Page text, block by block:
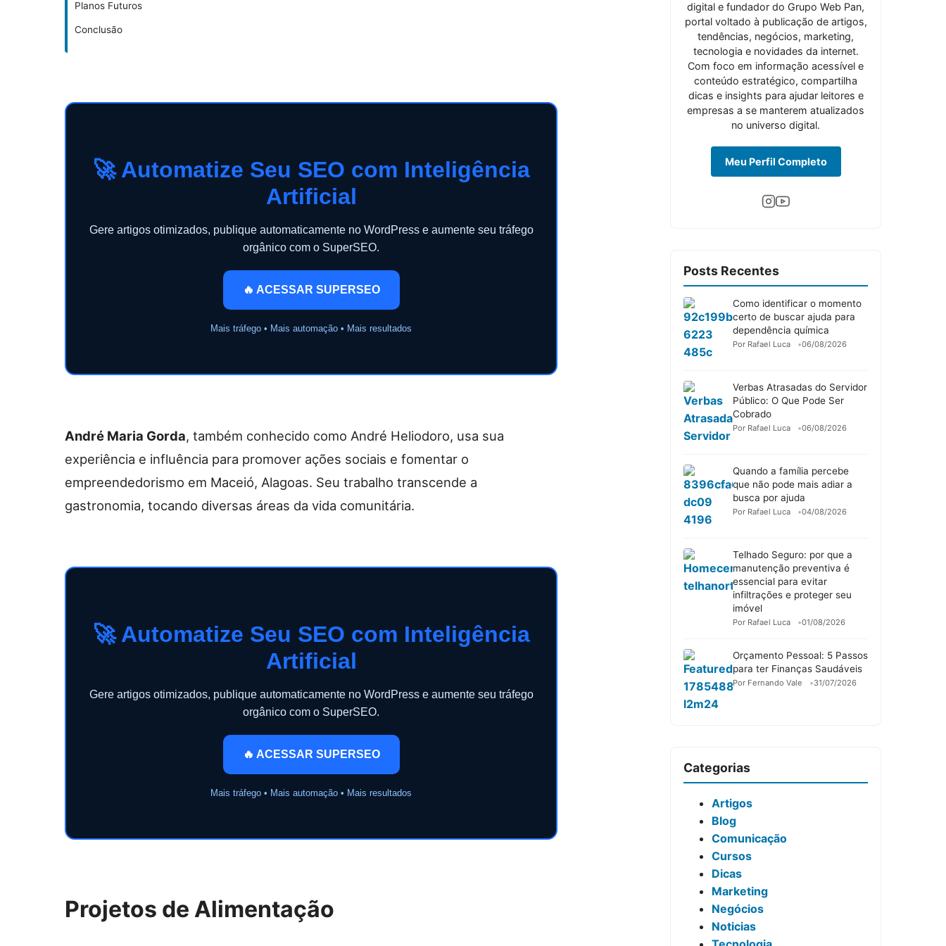
Planos Futuros
Conclusão
🚀 Automatize Seu SEO com Inteligência
Artificial
Gere artigos otimizados, publique automaticamente no WordPress e aumente seu tráfego
orgânico com o SuperSEO.
🔥 ACESSAR SUPERSEO
Mais tráfego • Mais automação • Mais resultados
André Maria Gorda, também conhecido como André Heliodoro, usa sua
experiência e influência para promover ações sociais e fomentar o
empreendedorismo em Maceió, Alagoas. Seu trabalho transcende a
gastronomia, tocando diversas áreas da vida comunitária.
🚀 Automatize Seu SEO com Inteligência
Artificial
Gere artigos otimizados, publique automaticamente no WordPress e aumente seu tráfego
orgânico com o SuperSEO.
🔥 ACESSAR SUPERSEO
Mais tráfego • Mais automação • Mais resultados
Projetos de Alimentação
digital e fundador do Grupo Web Pan,
portal voltado à publicação de artigos,
tendências, negócios, marketing,
tecnologia e novidades da internet.
Com foco em informação acessível e
conteúdo estratégico, compartilha
dicas e insights para ajudar leitores e
empresas a se manterem atualizados
no universo digital.
Meu Perfil Completo
Posts Recentes
Como identificar o momento
certo de buscar ajuda para
dependência química
Por Rafael Luca 06/08/2026
Verbas Atrasadas do Servidor
Público: O Que Pode Ser
Cobrado
Por Rafael Luca 06/08/2026
Quando a família percebe
que não pode mais adiar a
busca por ajuda
Por Rafael Luca 04/08/2026
Telhado Seguro: por que a
manutenção preventiva é
essencial para evitar
infiltrações e proteger seu
imóvel
Por Rafael Luca 01/08/2026
Orçamento Pessoal: 5 Passos
para ter Finanças Saudáveis
Por Fernando Vale 31/07/2026
Categorias
Artigos
Blog
Comunicação
Cursos
Dicas
Marketing
Negócios
Noticias